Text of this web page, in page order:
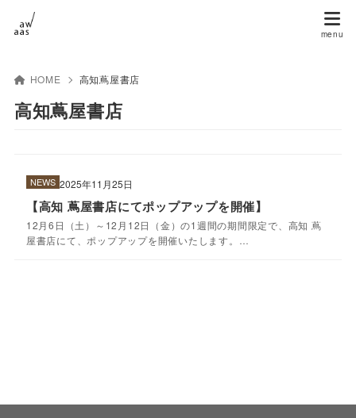
HOME 高知蔦屋書店
高知蔦屋書店
NEWS 2025年11月25日
【高知 蔦屋書店にてポップアップを開催】
12月6日（土）～12月12日（金）の1週間の期間限定で、高知 蔦
屋書店にて、ポップアップを開催いたします。…